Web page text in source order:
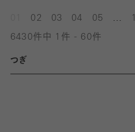
02 03 04 05
6430件中 1件 - 60件
つぎ